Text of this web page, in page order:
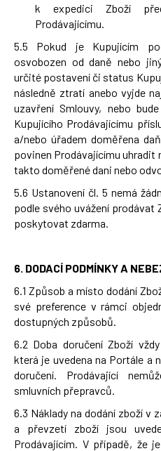
k expedici Zboží
Prodávajícímu.
5.5 Pokud je Kupujícím
osvobozen od daně nebo
určité postavení či status
následně ztratí anebo vyjde
uzavření Smlouvy, nebo
Kupujícího Prodávajícímu
a/nebo úřadem doměřena
povinen Prodávajícímu uhradit
takto doměřené dani nebo
5.6 Ustanovení čl. 5 nemá
podle svého uvážení prodávat
poskytovat zdarma.
6. DODACÍ PODMÍNKY A
6.1 Způsob a místo dodání
své preference v rámci
dostupných způsobů.
6.2 Doba doručení Zboží
která je uvedena na Portále a
doručení. Prodávající
smluvních přepravců.
6.3 Náklady na dodání zboží v
a převzetí zboží jsou
Prodávajícím. V případě, že